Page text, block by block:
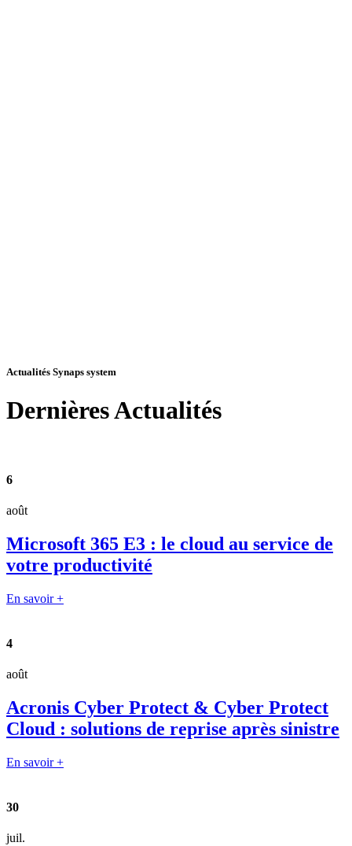
Actualités Synaps system
DernièresActualités
6
août
Microsoft 365 E3 : le cloud au service de
votre productivité
En savoir +
4
août
Acronis Cyber Protect & Cyber Protect
Cloud : solutions de reprise après sinistre
En savoir +
30
juil.